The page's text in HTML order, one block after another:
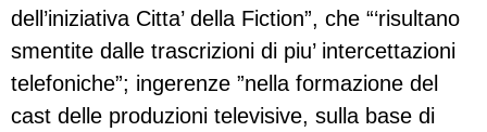
dell’iniziativa Citta’ della Fiction”, che “‘risultano
smentite dalle trascrizioni di piu’ intercettazioni
telefoniche”; ingerenze ”nella formazione del
cast delle produzioni televisive, sulla base di